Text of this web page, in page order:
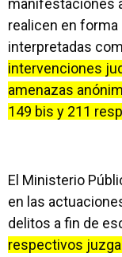
manifestaciones
realicen en
interpretadas
intervenciones
amenazas
149 bis y 211
El Ministerio
en las
delitos a fin de
respectivos